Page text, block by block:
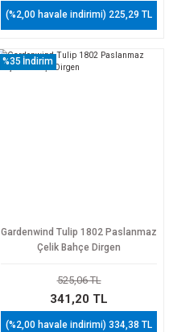
(%2,00 havale indirimi) 225,29 TL
%35 İndirim
Gardenwind Tulip 1802 Paslanmaz
Çelik Bahçe Dirgen
525,06 TL
341,20 TL
(%2,00 havale indirimi) 334,38 TL